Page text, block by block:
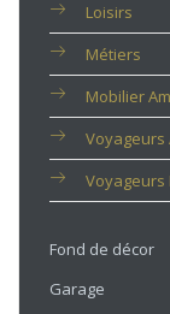
Loisirs
Métiers
Mobilier
Voyageurs
Voyageurs
Fond de décor
Garage